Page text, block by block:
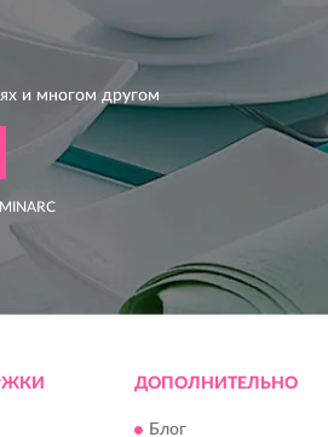
и многом другом
ДОПОЛНИТЕЛЬНО
Блог